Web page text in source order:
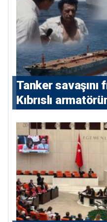
Tanker savaşını
Kıbrıslı